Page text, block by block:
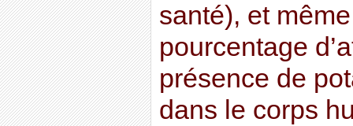
santé), et
pourcentage
présence de
dans le corps